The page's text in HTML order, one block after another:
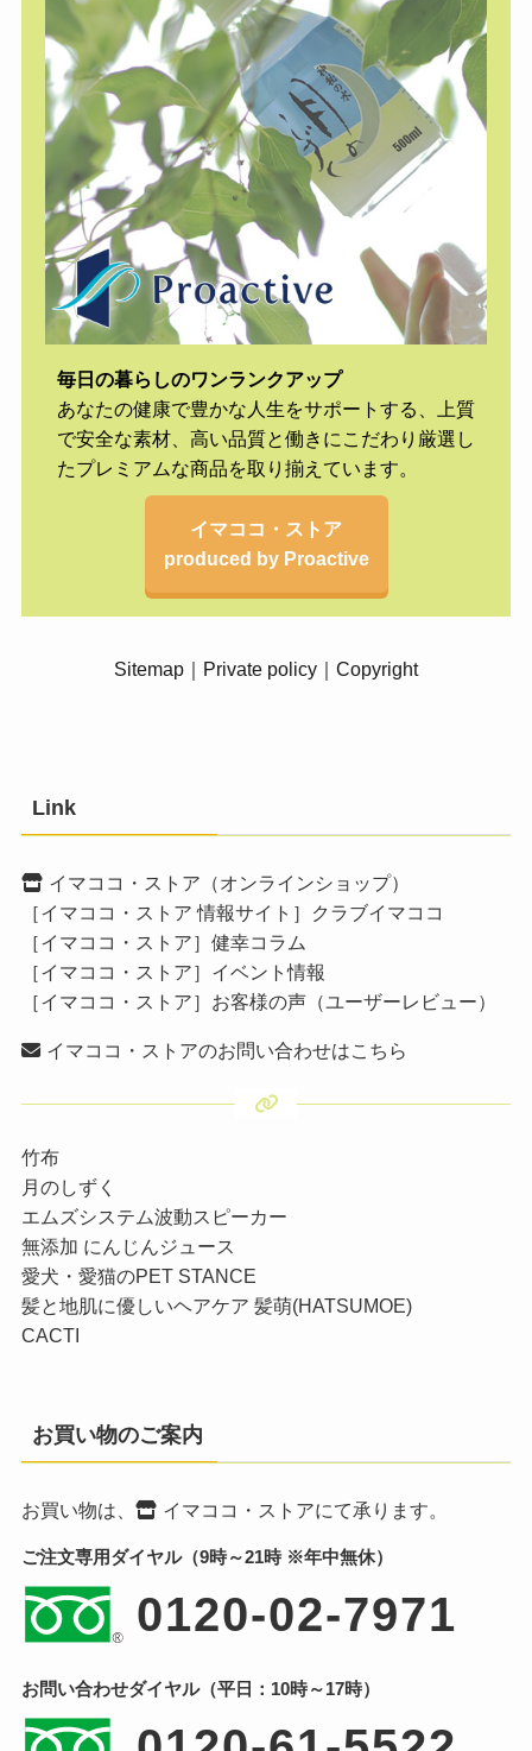
毎日の暮らしのワンランクアップ
あなたの健康で豊かな人生をサポートする、上質
で安全な素材、高い品質と働きにこだわり厳選し
たプレミアムな商品を取り揃えています。
イマココ・ストア
produced by Proactive
Sitemap ｜ Private policy ｜ Copyright
Link
イマココ・ストア（オンラインショップ）
［イマココ・ストア 情報サイト］クラブイマココ
［イマココ・ストア］健幸コラム
［イマココ・ストア］イベント情報
［イマココ・ストア］お客様の声（ユーザーレビュー）
イマココ・ストアのお問い合わせはこちら
竹布
月のしずく
エムズシステム波動スピーカー
無添加 にんじんジュース
愛犬・愛猫のPET STANCE
髪と地肌に優しいヘアケア 髪萌(HATSUMOE)
CACTI
お買い物のご案内
お買い物は、 イマココ・ストアにて承ります。
ご注文専用ダイヤル（9時～21時 ※年中無休）
0120-02-7971
お問い合わせダイヤル（平日：10時～17時）